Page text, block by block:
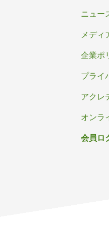
ッ
タ
ー
ニュー
メディ
企業ポ
プライ
アクレ
オンラ
会員ロ